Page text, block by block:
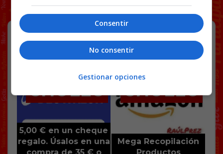
Consentir
No consentir
Gestionar opciones